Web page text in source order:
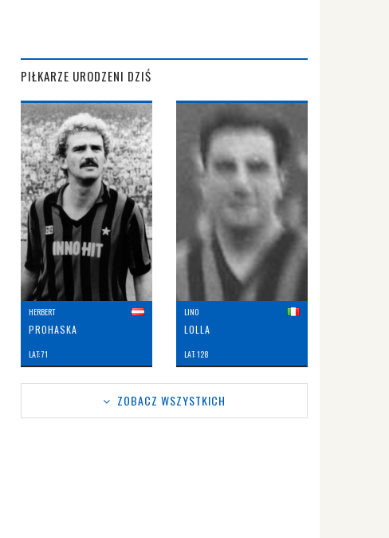
PIŁKARZE URODZENI DZIŚ
HERBERT
PROHASKA
LAT: 71
LINO
LOLLA
LAT: 128
ZOBACZ WSZYSTKICH